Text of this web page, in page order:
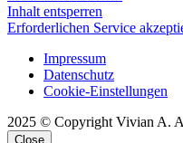
Inhalt entsperren
Erforderlichen Service
Impressum
Datenschutz
Cookie-Einstellungen
2025 © Copyright Vivian A.
Close